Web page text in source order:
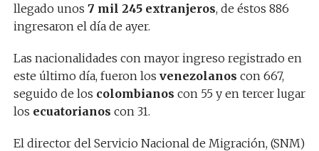
llegado unos 7 mil 245 extranjeros, de éstos 886
ingresaron el día de ayer.
Las nacionalidades con mayor ingreso registrado en
este último día, fueron los venezolanos con 667,
seguido de los colombianos con 55 y en tercer lugar
los ecuatorianos con 31.
El director del Servicio Nacional de Migración, (SNM)